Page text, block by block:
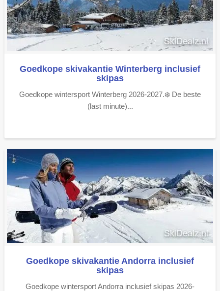
Goedkope skivakantie Winterberg inclusief
skipas
Goedkope wintersport Winterberg 2026-2027.❄️ De beste
(last minute)...
Goedkope skivakantie Andorra inclusief
skipas
Goedkope wintersport Andorra inclusief skipas 2026-